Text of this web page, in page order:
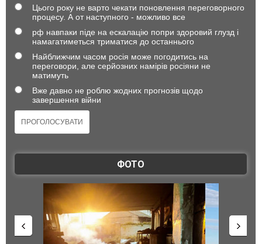
Цього року не варто чекати поновлення переговорного
процесу. А от наступного - можливо все
рф навпаки піде на ескалацію попри здоровий глузд і
намагатиметься триматися до останнього
Найближчим часом росія може погодитись на
переговори, але серйозних намірів росіяни не
матимуть
Вже давно не роблю жодних прогнозів щодо
завершення війни
ФОТО